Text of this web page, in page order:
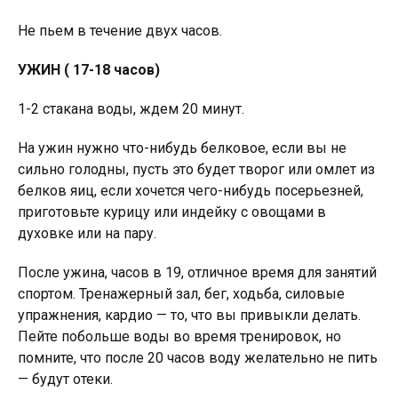
Не пьем в течение двух часов.
УЖИН ( 17-18 часов)
1-2 стакана воды, ждем 20 минут.
На ужин нужно что-нибудь белковое, если вы не
сильно голодны, пусть это будет творог или омлет из
белков яиц, если хочется чего-нибудь посерьезней,
приготовьте курицу или индейку с овощами в
духовке или на пару.
После ужина, часов в 19, отличное время для занятий
спортом. Тренажерный зал, бег, ходьба, силовые
упражнения, кардио — то, что вы привыкли делать.
Пейте побольше воды во время тренировок, но
помните, что после 20 часов воду желательно не пить
— будут отеки.